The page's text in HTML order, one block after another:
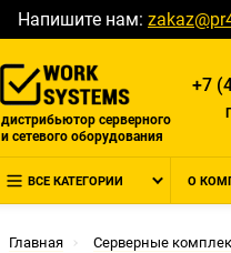
Напишите нам:
дистрибьютор серверного
и сетевого оборудования
+7
ВСЕ КАТЕГОРИИ О
Главная Серверные